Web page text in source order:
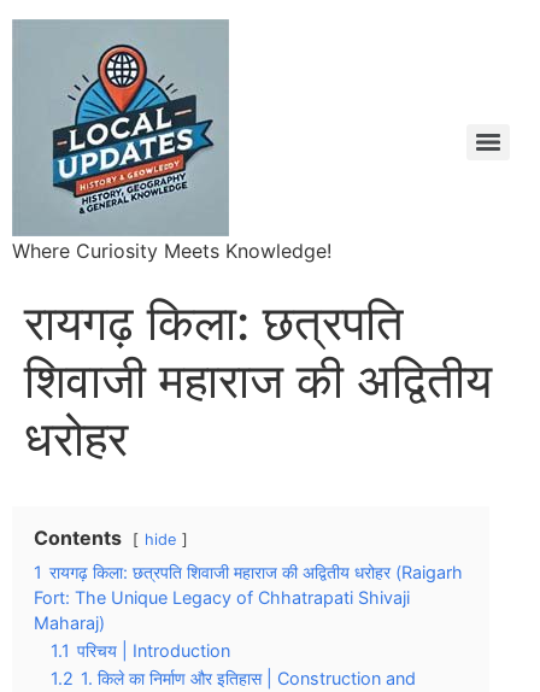
Where Curiosity Meets Knowledge!
रायगढ़ किला: छत्रपति
शिवाजी महाराज की अद्वितीय
धरोहर
Contents hide
1 रायगढ़ किला: छत्रपति शिवाजी महाराज की अद्वितीय धरोहर (Raigarh
Fort: The Unique Legacy of Chhatrapati Shivaji
Maharaj)
1.1 परिचय | Introduction
1.2 1. किले का निर्माण और इतिहास | Construction and